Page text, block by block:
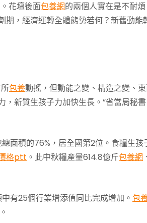
花壇後面包養網的兩個人實在是不耐煩
期，經濟運轉全體態勢若何？新舊動能
包養動搖，但動能之變、構造之變、
，新質生孩子力加快生長。”省當局秘書
面積的76%，居全國第2位。食糧生孩
格ptt 。此中秋糧產量614.8億斤包養網
有25個行業增添值同比完成增加。 包